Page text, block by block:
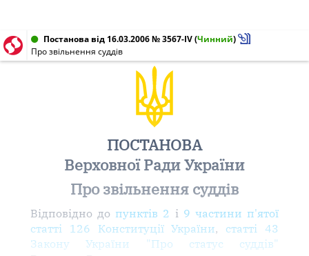
Постанова від 16.03.2006 № 3567-IV(Чинний)
Про звільнення суддів
ПОСТАНОВА
Верховної Ради України
Про звільнення суддів
Відповідно до пунктів 2 і 9 частини п'ятої
статті 126 Конституції України, статті 43
Закону України "Про статус суддів"